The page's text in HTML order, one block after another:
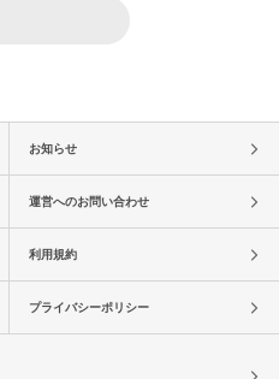
お知らせ
運営へのお問い合わせ
利用規約
プライバシーポリシー